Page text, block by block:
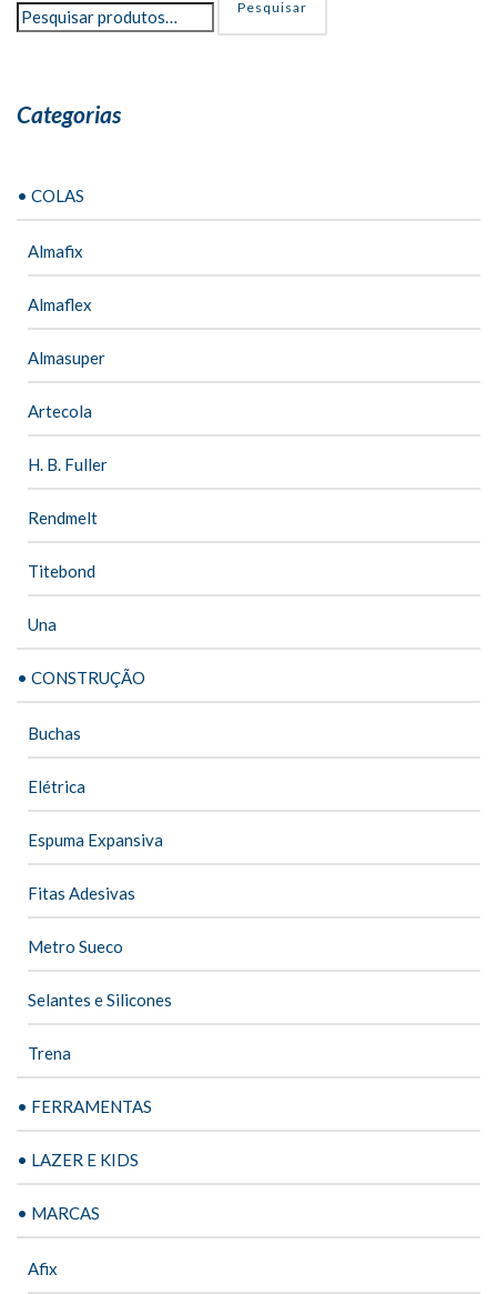
Pesquisar
Categorias
• COLAS
Almafix
Almaflex
Almasuper
Artecola
H. B. Fuller
Rendmelt
Titebond
Una
• CONSTRUÇÃO
Buchas
Elétrica
Espuma Expansiva
Fitas Adesivas
Metro Sueco
Selantes e Silicones
Trena
• FERRAMENTAS
• LAZER E KIDS
• MARCAS
Afix